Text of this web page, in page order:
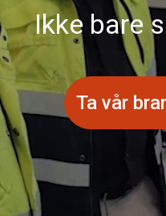
Ikke bare
Ta vår